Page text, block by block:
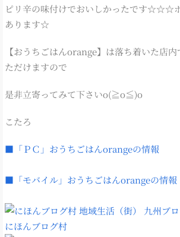
ピリ辛の味付けでおいしかったです☆☆☆
あります☆
【おうちごはんorange】は落ち着いた店
ただけますので
是非立寄ってみて下さいo(≧o≦)o
こたろ
■「ＰＣ」おうちごはんorangeの情報
■「モバイル」おうちごはんorangeの情報
にほんブログ村